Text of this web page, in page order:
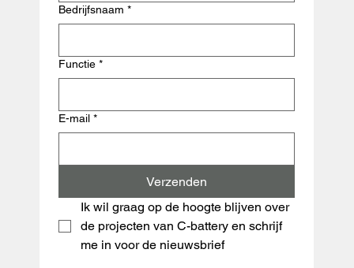
Bedrijfsnaam *
Functie *
E-mail *
Verzenden
Ik wil graag op de hoogte blijven over
de projecten van C-battery en schrijf
me in voor de nieuwsbrief